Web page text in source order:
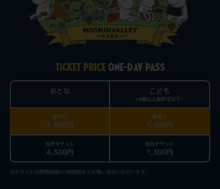
TICKET PRICEONE-DAY PASS
おとな こども
（4歳以上高校生以下）
前売り
3,900円
前売り
1,000円
当日チケット
4,300円
当日チケット
1,300円
※チケットは閉園時間の1時間前までお買い求めいただけます。